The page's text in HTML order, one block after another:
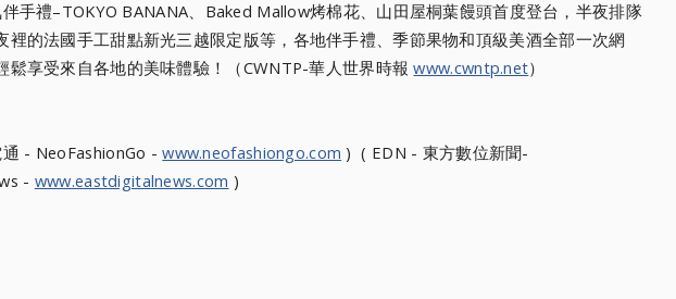
手禮–TOKYO BANANA、Baked Mallow烤棉花、山田屋桐葉饅頭首度登台，半夜排隊
裡的法國手工甜點新光三越限定版等，各地伴手禮、季節果物和頂級美酒全部一次網
鬆享受來自各地的美味體驗！（CWNTP-華人世界時報www.cwntp.net）
通 - NeoFashionGo -www.neofashiongo.com ) ( EDN - 東方數位新聞-
- www.eastdigitalnews.com )